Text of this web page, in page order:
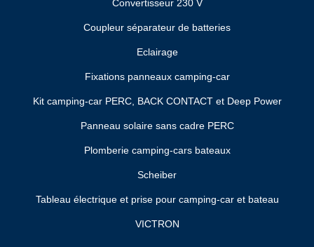
Convertisseur 230 V
Coupleur séparateur de batteries
Eclairage
Fixations panneaux camping-car
Kit camping-car PERC, BACK CONTACT et Deep Power
Panneau solaire sans cadre PERC
Plomberie camping-cars bateaux
Scheiber
Tableau électrique et prise pour camping-car et bateau
VICTRON